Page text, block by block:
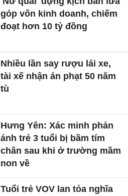
góp vốn kinh doanh, chiếm
đoạt hơn 10 tỷ đồng
Nhiều lần say rượu lái xe,
tài xế nhận án phạt 50 năm
tù
Hưng Yên: Xác minh phản
ánh trẻ 3 tuổi bị bầm tím
chân sau khi ở trường mầm
non về
Tuổi trẻ VOV lan tỏa nghĩa